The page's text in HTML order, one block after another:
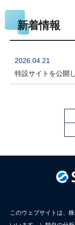
新着情報
2026.04.21
特設サイトを公開
このウェブサイトは、